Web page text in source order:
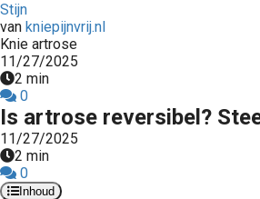
Stijn
van kniepijnvrij.nl
Knie artrose
11/27/2025
2 min
0
Is artrose reversibel?
11/27/2025
2 min
0
Inhoud